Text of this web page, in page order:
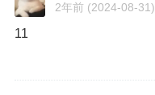
2年前 (2024-08-31)
11